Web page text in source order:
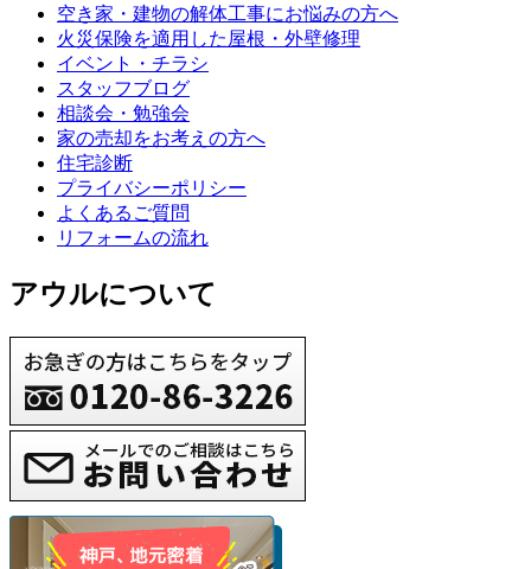
空き家・建物の解体工事にお悩みの方へ
火災保険を適用した屋根・外壁修理
イベント・チラシ
スタッフブログ
相談会・勉強会
家の売却をお考えの方へ
住宅診断
プライバシーポリシー
よくあるご質問
リフォームの流れ
アウルについて